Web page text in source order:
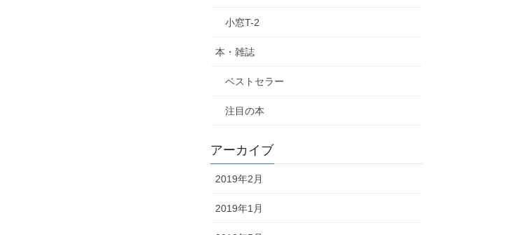
小窓T-2
本・雑誌
ベストセラー
注目の本
アーカイブ
2019年2月
2019年1月